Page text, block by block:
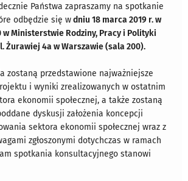
Państwa zapraszamy na spotkanie
odbędzie się wdniu 18 marca 2019 r. w
w Ministerstwie Rodziny, Pracy i Polityki
Żurawiej 4a w Warszawie (sala 200).
zostaną przedstawione najważniejsze
i wyniki zrealizowanych w ostatnim
ekonomii społecznej, a także zostaną
dyskusji założenia koncepcji
sektora ekonomii społecznej wraz z
zgłoszonymi dotychczas w ramach
spotkania konsultacyjnego stanowi